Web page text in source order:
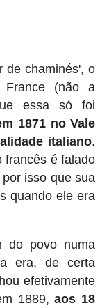
de chaminés', o
France (não a
essa só foi
1871 no Vale
italiano.
francês é falado
isso que sua
quando ele era
do povo numa
era, de certa
efetivamente
1889,aos 18